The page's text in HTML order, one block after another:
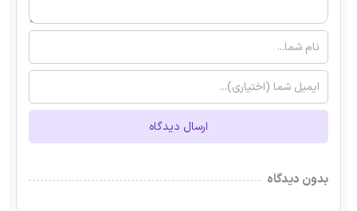
ارسال دیدگاه
بدون دیدگاه